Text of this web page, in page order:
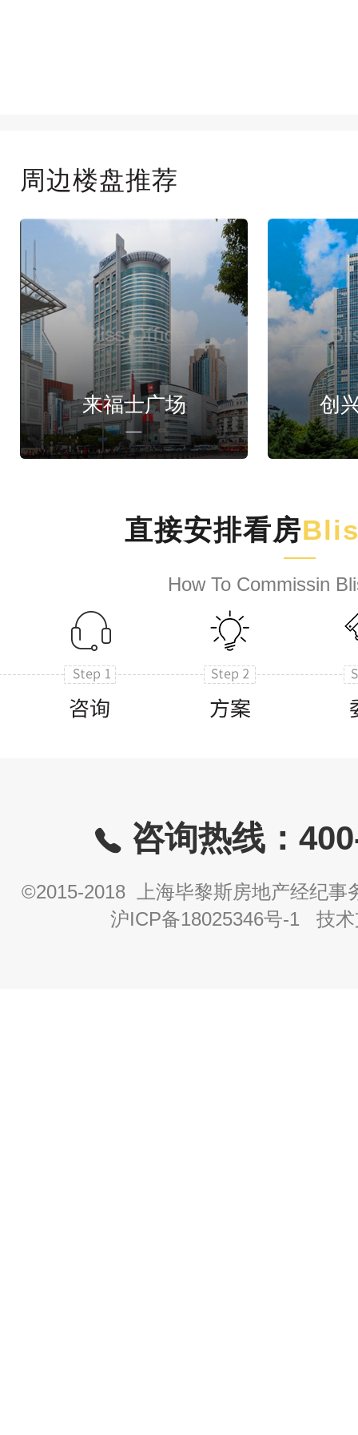
周边楼盘推荐
来福士广场 创
直接安排看房
How To Commissin
咨询热线：
©2015-2018 上海毕黎斯房地产经纪事
沪ICP备18025346号-1 技术